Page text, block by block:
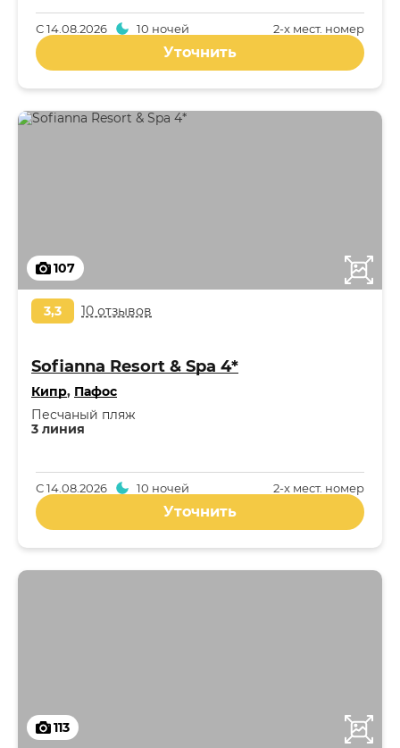
2-x мест. номер
С14.08.2026 10 ночей
Уточнить
107
3,3 10 отзывов
Sofianna Resort & Spa 4*
Кипр, Пафос
3 линия
Песчаный пляж
2-x мест. номер
С14.08.2026 10 ночей
Уточнить
113